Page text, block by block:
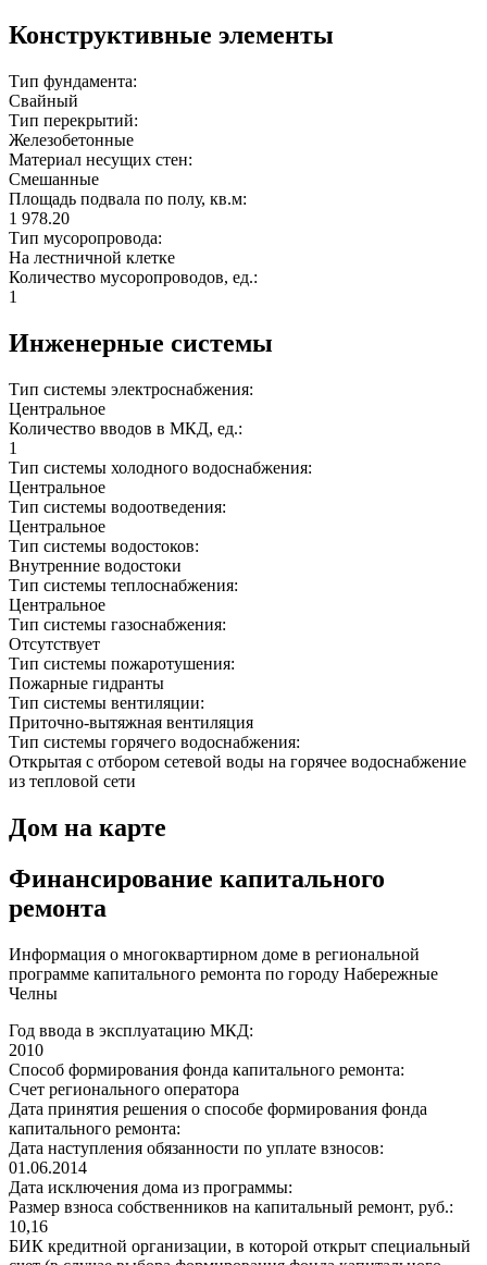
Конструктивные элементы
Тип фундамента:
Свайный
Тип перекрытий:
Железобетонные
Материал несущих стен:
Смешанные
Площадь подвала по полу, кв.м:
1 978.20
Тип мусоропровода:
На лестничной клетке
Количество мусоропроводов, ед.:
1
Инженерные системы
Тип системы электроснабжения:
Центральное
Количество вводов в МКД, ед.:
1
Тип системы холодного водоснабжения:
Центральное
Тип системы водоотведения:
Центральное
Тип системы водостоков:
Внутренние водостоки
Тип системы теплоснабжения:
Центральное
Тип системы газоснабжения:
Отсутствует
Тип системы пожаротушения:
Пожарные гидранты
Тип системы вентиляции:
Приточно-вытяжная вентиляция
Тип системы горячего водоснабжения:
Открытая с отбором сетевой воды на горячее водоснабжение
из тепловой сети
Дом на карте
Финансирование капитального
ремонта
Информация о многоквартирном доме в региональной
программе капитального ремонта по городу Набережные
Челны
Год ввода в эксплуатацию МКД:
2010
Способ формирования фонда капитального ремонта:
Счет регионального оператора
Дата принятия решения о способе формирования фонда
капитального ремонта:
Дата наступления обязанности по уплате взносов:
01.06.2014
Дата исключения дома из программы:
Размер взноса собственников на капитальный ремонт, руб.:
10,16
БИК кредитной организации, в которой открыт специальный